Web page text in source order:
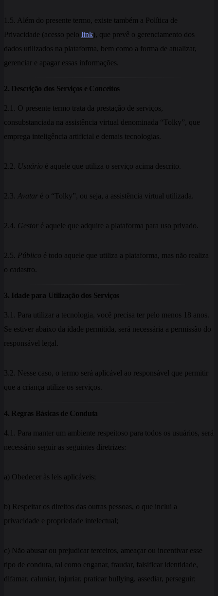
1.5. Além do presente termo, existe também a Política de
Privacidade (acesso pelo link), que prevê o gerenciamento dos
dados utilizados na plataforma, bem como a forma de atualizar,
gerenciar e apagar essas informações.
2. Descrição dos Serviços e Conceitos
2.1. O presente termo trata da prestação de serviços,
consubstanciada na assistência virtual denominada “Tolky”, que
emprega inteligência artificial e demais tecnologias.
2.2. Usuário é aquele que utiliza o serviço acima descrito.
2.3. Avatar é o “Tolky”, ou seja, a assistência virtual utilizada.
2.4. Gestor é aquele que adquire a plataforma para uso privado.
2.5. Público é todo aquele que utiliza a plataforma, mas não realiza
o cadastro.
3. Idade para Utilização dos Serviços
3.1. Para utilizar a tecnologia, você precisa ter pelo menos 18 anos.
Se estiver abaixo da idade permitida, será necessária a permissão do
responsável legal.
3.2. Nesse caso, o termo será aplicável ao responsável que permitir
que a criança utilize os serviços.
4. Regras Básicas de Conduta
4.1. Para manter um ambiente respeitoso para todos os usuários, será
necessário seguir as seguintes diretrizes:
a) Obedecer às leis aplicáveis;
b) Respeitar os direitos das outras pessoas, o que inclui a
privacidade e propriedade intelectual;
c) Não abusar ou prejudicar terceiros, ameaçar ou incentivar esse
tipo de conduta, tal como enganar, fraudar, falsificar identidade,
difamar, caluniar, injuriar, praticar bullying, assediar, perseguir;